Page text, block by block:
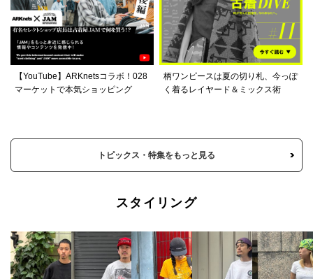
【YouTube】ARKnetsコラボ！028
マーケットで本気ショッピング
柄ワンピースは夏の切り札、今っぽ
く着るレイヤード＆ミックス術
トピックス・特集をもっと見る
スタイリング